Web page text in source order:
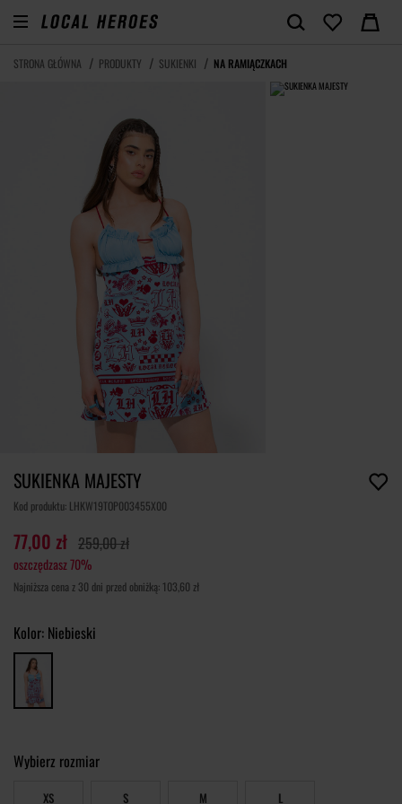
STRONA GŁÓWNA PRODUKTY SUKIENKI NA RAMIĄCZKACH
SUKIENKA MAJESTY
Kod produktu: LHKW19TOP003455X00
77,00 zł 259,00 zł
oszczędzasz 70%
Najniższa cena z 30 dni przed obniżką: 103,60 zł
Kolor: Niebieski
Wybierz rozmiar
XS S M L